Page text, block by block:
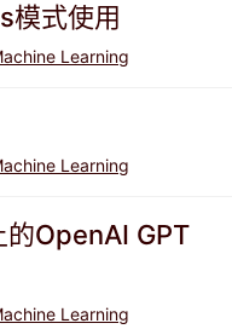
模式使用
Learning
Learning
OpenAI GPT
Learning